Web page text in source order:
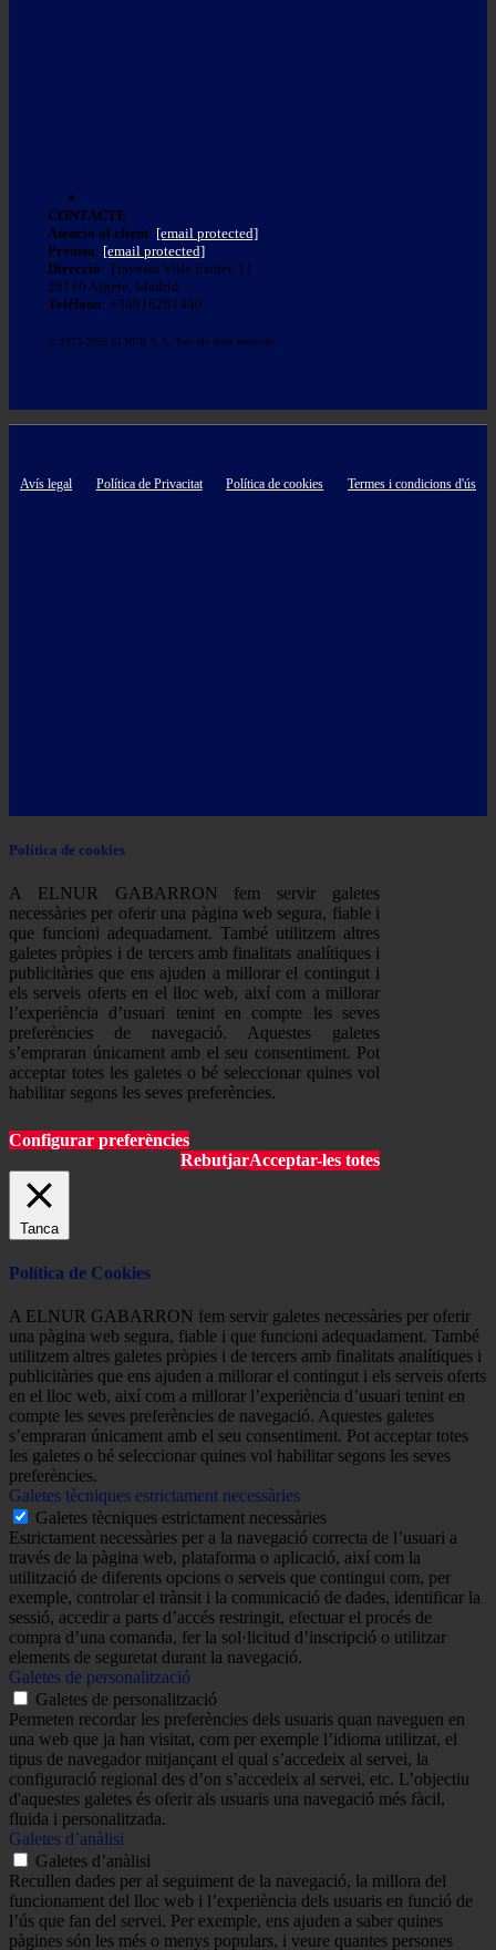
CONTACTE
Atenció al client: [email protected]
Premsa: [email protected]
Direcció: Travesía Villa Esther, 11
28110 Algete, Madrid
Teléfono: +34916281440
© 1973-2026 ELNUR S.A. Tots els drets reservats
Avís legal Política de Privacitat Política de cookies Termes i condicions d'ús
Política de cookies
A ELNUR GABARRON fem servir galetes
necessàries per oferir una pàgina web segura, fiable i
que funcioni adequadament. També utilitzem altres
galetes pròpies i de tercers amb finalitats analítiques i
publicitàries que ens ajuden a millorar el contingut i
els serveis oferts en el lloc web, així com a millorar
l’experiència d’usuari tenint en compte les seves
preferències de navegació. Aquestes galetes
s’empraran únicament amb el seu consentiment. Pot
acceptar totes les galetes o bé seleccionar quines vol
habilitar segons les seves preferències.
Configurar preferències
RebutjarAcceptar-les totes
Tanca
Política de Cookies
A ELNUR GABARRON fem servir galetes necessàries per oferir
una pàgina web segura, fiable i que funcioni adequadament. També
utilitzem altres galetes pròpies i de tercers amb finalitats analítiques i
publicitàries que ens ajuden a millorar el contingut i els serveis oferts
en el lloc web, així com a millorar l’experiència d’usuari tenint en
compte les seves preferències de navegació. Aquestes galetes
s’empraran únicament amb el seu consentiment. Pot acceptar totes
les galetes o bé seleccionar quines vol habilitar segons les seves
preferències.
Galetes tècniques estrictament necessàries
Galetes tècniques estrictament necessàries
Estrictament necessàries per a la navegació correcta de l’usuari a
través de la pàgina web, plataforma o aplicació, així com la
utilització de diferents opcions o serveis que contingui com, per
exemple, controlar el trànsit i la comunicació de dades, identificar la
sessió, accedir a parts d’accés restringit, efectuar el procés de
compra d’una comanda, fer la sol·licitud d’inscripció o utilitzar
elements de seguretat durant la navegació.
Galetes de personalització
Galetes de personalització
Permeten recordar les preferències dels usuaris quan naveguen en
una web que ja han visitat, com per exemple l’idioma utilitzat, el
tipus de navegador mitjançant el qual s’accedeix al servei, la
configuració regional des d’on s’accedeix al servei, etc. L’objectiu
d'aquestes galetes és oferir als usuaris una navegació més fàcil,
fluida i personalitzada.
Galetes d’anàlisi
Galetes d’anàlisi
Recullen dades per al seguiment de la navegació, la millora del
funcionament del lloc web i l’experiència dels usuaris en funció de
l’ús que fan del servei. Per exemple, ens ajuden a saber quines
pàgines són les més o menys populars, i veure quantes persones